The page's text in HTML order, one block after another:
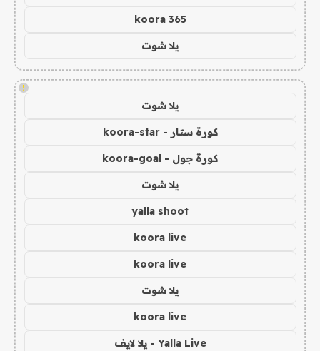
koora 365
يلا شوت
!
يلا شوت
كورة ستار - koora-star
كورة جول - koora-goal
يلا شوت
yalla shoot
koora live
koora live
يلا شوت
koora live
Yalla Live - يلا لايف